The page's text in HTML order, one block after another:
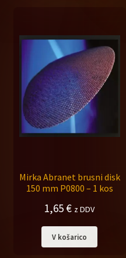
Mirka Abranet brusni disk
150 mm P0800 – 1 kos
1,65 € z DDV
V košarico